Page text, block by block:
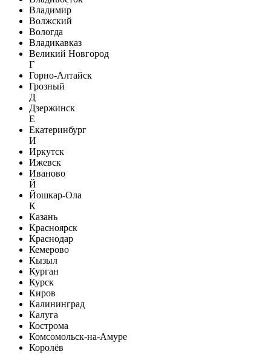
Владимир
Волжский
Вологда
Владикавказ
Великий Новгород
Г
Горно-Алтайск
Грозный
Д
Дзержинск
Е
Екатеринбург
И
Иркутск
Ижевск
Иваново
Й
Йошкар-Ола
К
Казань
Красноярск
Краснодар
Кемерово
Кызыл
Курган
Курск
Киров
Калининград
Калуга
Кострома
Комсомольск-на-Амуре
Королёв